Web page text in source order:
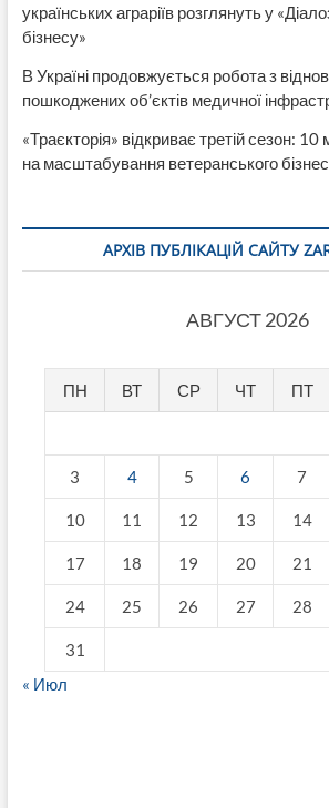
українських аграріїв розглянуть у
бізнесу»
В Україні продовжується робота з
пошкоджених об’єктів медичної
«Траєкторія» відкриває третій сезон: 10
на масштабування ветеранського
АРХІВ ПУБЛІКАЦІЙ САЙТУ
АВГУСТ 2026
ПН ВТ СР ЧТ ПТ
3 4 5 6 7
10 11 12 13 14
17 18 19 20 21
24 25 26 27 28
31
« Июл